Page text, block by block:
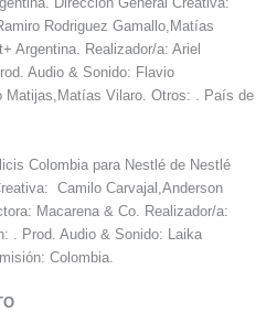
Rodriguez Gamallo,Matías
Argentina. Realizador/a: Ariel
Audio & Sonido: Flavio
Matijas,Matías Vilaro. Otros: . País de
Colombia para Nestlé de Nestlé
Camilo Carvajal,Anderson
Macarena & Co. Realizador/a:
. Prod. Audio & Sonido: Laika
Colombia.